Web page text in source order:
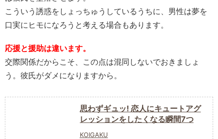
こういう誘惑をしょっちゅうしているうちに、男性は夢を
口実にヒモになろうと考える場合もあります。
応援と援助は違います。
交際関係だからこそ、この点は混同しないでおきましょ
う。彼氏がダメになりますから。
思わずギュッ! 恋人にキュートアグ
レッションをしたくなる瞬間7つ
KOIGAKU